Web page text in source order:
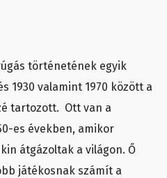
történetének egyik
1930 valamint 1970 között a
tartozott. Ott van a
es években, amikor
átgázoltak a világon. Ő
játékosnak számít a